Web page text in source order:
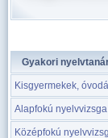
Gyakori
Kisgyermekek,
Alapfokú
Középfokú